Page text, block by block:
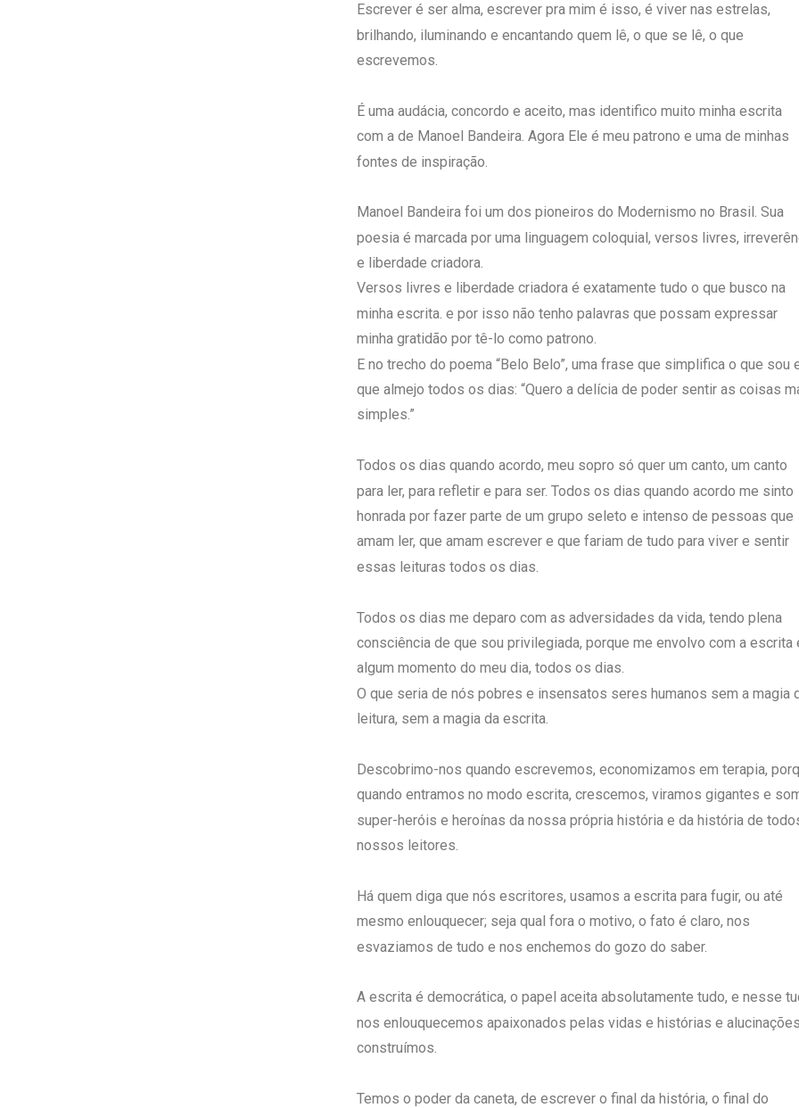
Escrever é ser alma, escrever pra mim é isso, é viver nas estrelas,
brilhando, iluminando e encantando quem lê, o que se lê, o que
escrevemos.
É uma audácia, concordo e aceito, mas identifico muito minha escrita
com a de Manoel Bandeira. Agora Ele é meu patrono e uma de minhas
fontes de inspiração.
Manoel Bandeira foi um dos pioneiros do Modernismo no Brasil. Sua
poesia é marcada por uma linguagem coloquial, versos livres,
e liberdade criadora.
Versos livres e liberdade criadora é exatamente tudo o que busco na
minha escrita. e por isso não tenho palavras que possam expressar
minha gratidão por tê-lo como patrono.
E no trecho do poema “Belo Belo”, uma frase que simplifica o que sou
que almejo todos os dias: “Quero a delícia de poder sentir as coisas
simples.”
Todos os dias quando acordo, meu sopro só quer um canto, um canto
para ler, para refletir e para ser. Todos os dias quando acordo me sinto
honrada por fazer parte de um grupo seleto e intenso de pessoas que
amam ler, que amam escrever e que fariam de tudo para viver e sentir
essas leituras todos os dias.
Todos os dias me deparo com as adversidades da vida, tendo plena
consciência de que sou privilegiada, porque me envolvo com a escrita
algum momento do meu dia, todos os dias.
O que seria de nós pobres e insensatos seres humanos sem a magia
leitura, sem a magia da escrita.
Descobrimo-nos quando escrevemos, economizamos em terapia,
quando entramos no modo escrita, crescemos, viramos gigantes e
super-heróis e heroínas da nossa própria história e da história de
nossos leitores.
Há quem diga que nós escritores, usamos a escrita para fugir, ou até
mesmo enlouquecer; seja qual fora o motivo, o fato é claro, nos
esvaziamos de tudo e nos enchemos do gozo do saber.
A escrita é democrática, o papel aceita absolutamente tudo, e nesse
nos enlouquecemos apaixonados pelas vidas e histórias e
construímos.
Temos o poder da caneta, de escrever o final da história, o final do